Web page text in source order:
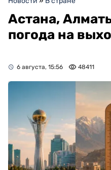
Астана,
погода на
6 августа, 15:56 48411